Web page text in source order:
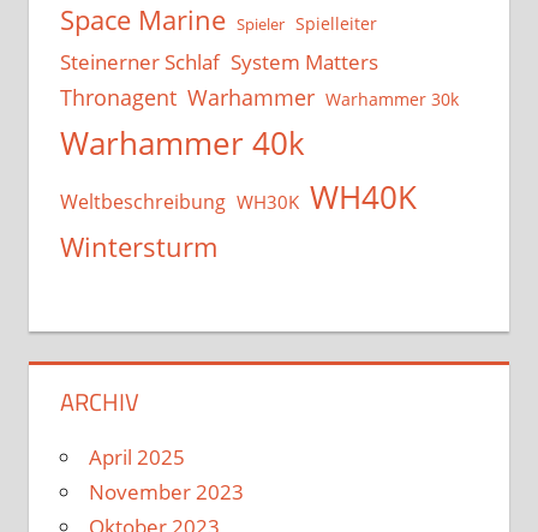
Space Marine Spieler Spielleiter
Steinerner Schlaf System Matters
Thronagent Warhammer Warhammer 30k
Warhammer 40k
Weltbeschreibung WH30K WH40K
Wintersturm
ARCHIV
April 2025
November 2023